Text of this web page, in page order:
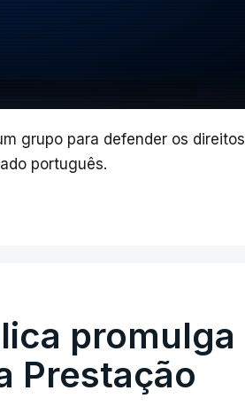
grupo para defender os direitos
português.
promulga
Prestação